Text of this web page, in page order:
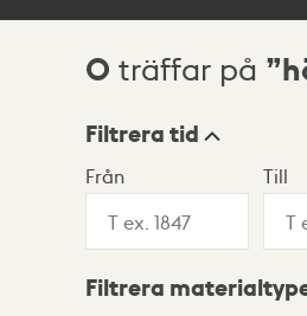
Sökresultat
0 träffar på
Visningsläge
Lista Karta
Filtrera tid
Från Till
Filtrera